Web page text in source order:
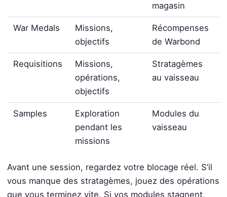
magasin
War Medals
Missions,
objectifs
Récompenses
de Warbond
Requisitions
Missions,
opérations,
objectifs
Stratagèmes
au vaisseau
Samples
Exploration
pendant les
missions
Modules du
vaisseau
Avant une session, regardez votre blocage réel. S’il
vous manque des stratagèmes, jouez des opérations
que vous terminez vite. Si vos modules stagnent,